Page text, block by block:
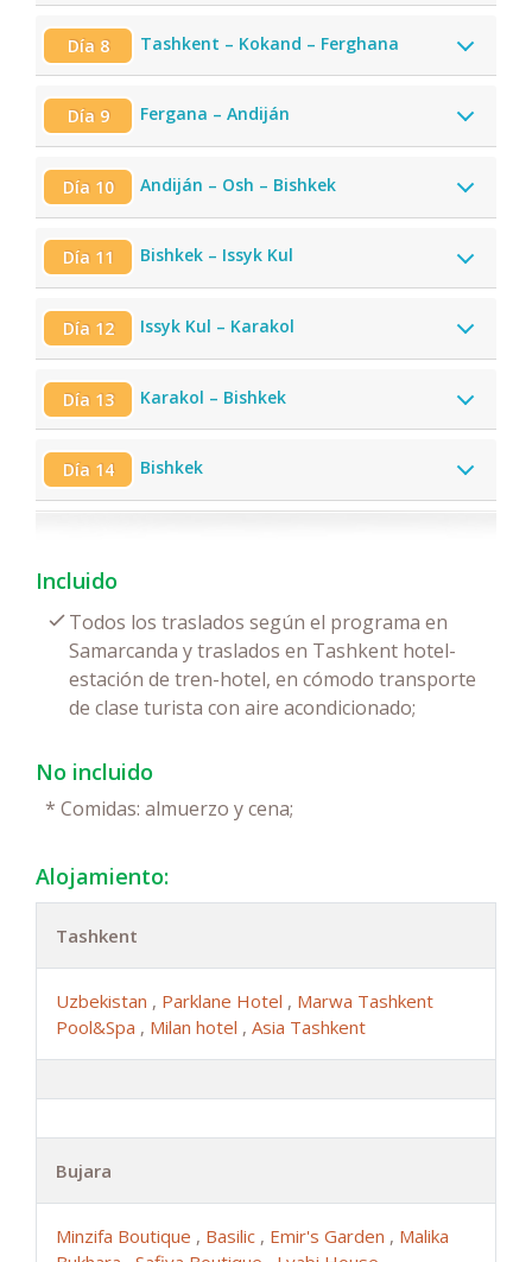
Día 8 Tashkent – Kokand – Ferghana
Día 9 Fergana – Andiján
Día 10 Andiján – Osh – Bishkek
Día 11 Bishkek – Issyk Kul
Día 12 Issyk Kul – Karakol
Día 13 Karakol – Bishkek
Día 14 Bishkek
Incluido
Todos los traslados según el programa en
Samarcanda y traslados en Tashkent hotel-
estación de tren-hotel, en cómodo transporte
de clase turista con aire acondicionado;
No incluido
* Comidas: almuerzo y cena;
Alojamiento:
Tashkent
Uzbekistan , Parklane Hotel , Marwa Tashkent
Pool&Spa , Milan hotel , Asia Tashkent
Bujara
Minzifa Boutique , Basilic , Emir's Garden , Malika